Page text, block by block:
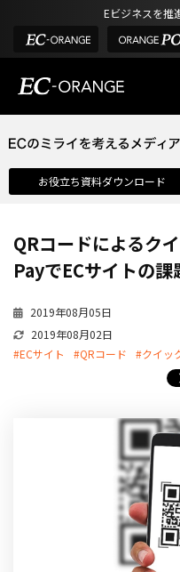
Eビジネスを推
選ばれる理由
課題解決例
機能一覧
外部サービス連携
インフラ環境・サポート
ショッピングモール型 EC
マルチテナント、マルチブランドなど
お役立ち資料ダウンロード
QRコードによるク
PayでECサイトの課
2019年08月05日
2019年08月02日
#ECサイト
#QRコード #クイッ